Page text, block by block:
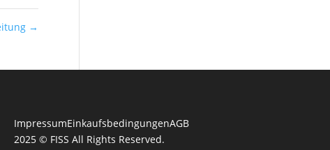
→
ImpressumEinkaufsbedingungenAGB
2025 © FISS All Rights Reserved.